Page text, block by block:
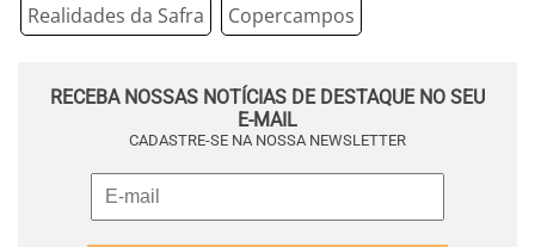
Realidades da Safra
Copercampos
RECEBA NOSSAS NOTÍCIAS DE DESTAQUE NO SEU
E-MAIL
CADASTRE-SE NA NOSSA NEWSLETTER